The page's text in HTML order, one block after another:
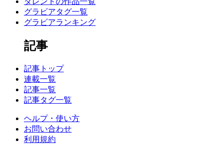
グラビアタグ一覧
グラビアランキング
記事
記事トップ
連載一覧
記事一覧
記事タグ一覧
ヘルプ・使い方
お問い合わせ
利用規約